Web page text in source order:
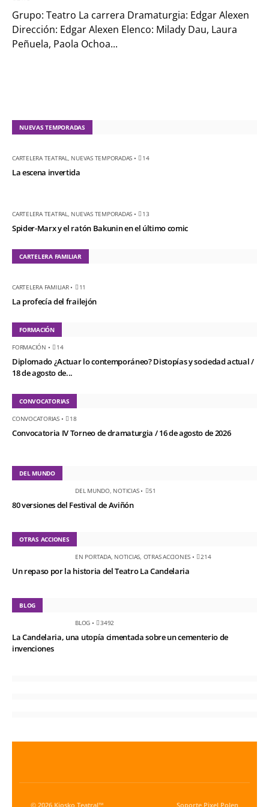
Grupo: Teatro La carrera Dramaturgia: Edgar Alexen
Dirección: Edgar Alexen Elenco: Milady Dau, Laura
Peñuela, Paola Ochoa...
NUEVAS TEMPORADAS
CARTELERA TEATRAL, NUEVAS TEMPORADAS • 14
La escena invertida
CARTELERA TEATRAL, NUEVAS TEMPORADAS • 13
Spider-Marx y el ratón Bakunin en el último comic
CARTELERA FAMILIAR
CARTELERA FAMILIAR• 11
La profecía del frailejón
FORMACIÓN
FORMACIÓN • 14
Diplomado ¿Actuar lo contemporáneo? Distopías y sociedad actual /
18 de agosto de...
CONVOCATORIAS
CONVOCATORIAS• 18
Convocatoria IV Torneo de dramaturgia / 16 de agosto de 2026
DEL MUNDO
DEL MUNDO, NOTICIAS• 51
80 versiones del Festival de Aviñón
OTRAS ACCIONES
EN PORTADA, NOTICIAS, OTRAS ACCIONES • 214
Un repaso por la historia del Teatro La Candelaria
BLOG
BLOG • 3492
La Candelaria, una utopía cimentada sobre un cementerio de
invenciones
© 2026 Kiosko Teatral™ Soporte Pixel Polen